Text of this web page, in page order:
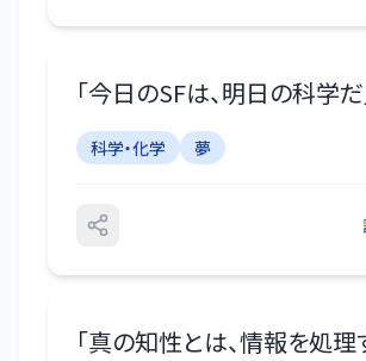
「今日のSFは、明日の科学だ
科学・化学 夢
「真の知性とは、情報を処理